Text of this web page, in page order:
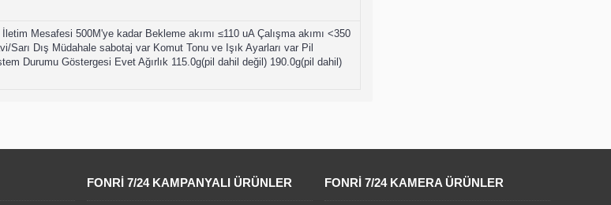
Mesafesi 500M'ye kadar Bekleme akımı ≤110 uA Çalışma akımı <350
Sarı Dış Müdahale sabotaj var Komut Tonu ve Işık Ayarları var Pil
Durumu Göstergesi Evet Ağırlık 115.0g(pil dahil değil) 190.0g(pil dahil)
FONRI 7/24 KAMPANYALI ÜRÜNLER FONRI 7/24 KAMERA ÜRÜNLER